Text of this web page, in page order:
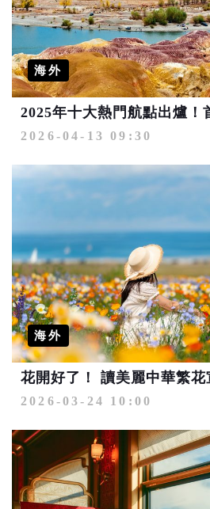
海外
2026-04-13 09:30
海外
2026-03-24 10:00